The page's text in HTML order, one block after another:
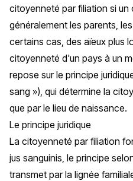
citoyenneté par filiation si
généralement les parents,
certains cas, des aïeux plus
citoyenneté d'un pays à un
repose sur le principe
sang »), qui détermine la
que par le lieu de naissance.
Le principe juridique
La citoyenneté par filiation
jus sanguinis, le principe
transmet par la lignée